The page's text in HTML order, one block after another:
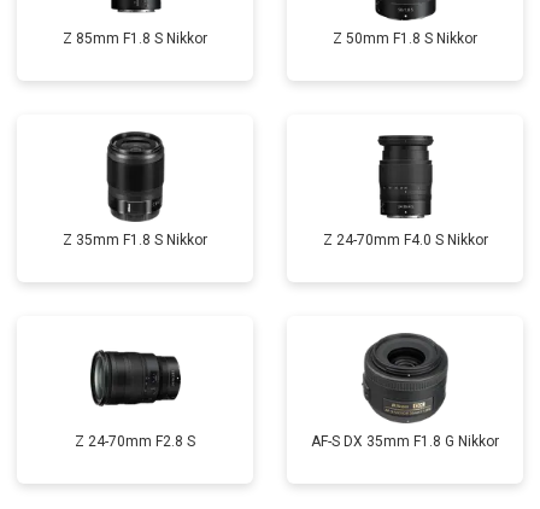
Z 85mm F1.8 S Nikkor Z 50mm F1.8 S Nikkor
Z 35mm F1.8 S Nikkor Z 24-70mm F4.0 S Nikkor
Z 24-70mm F2.8 S AF-S DX 35mm F1.8 G Nikkor